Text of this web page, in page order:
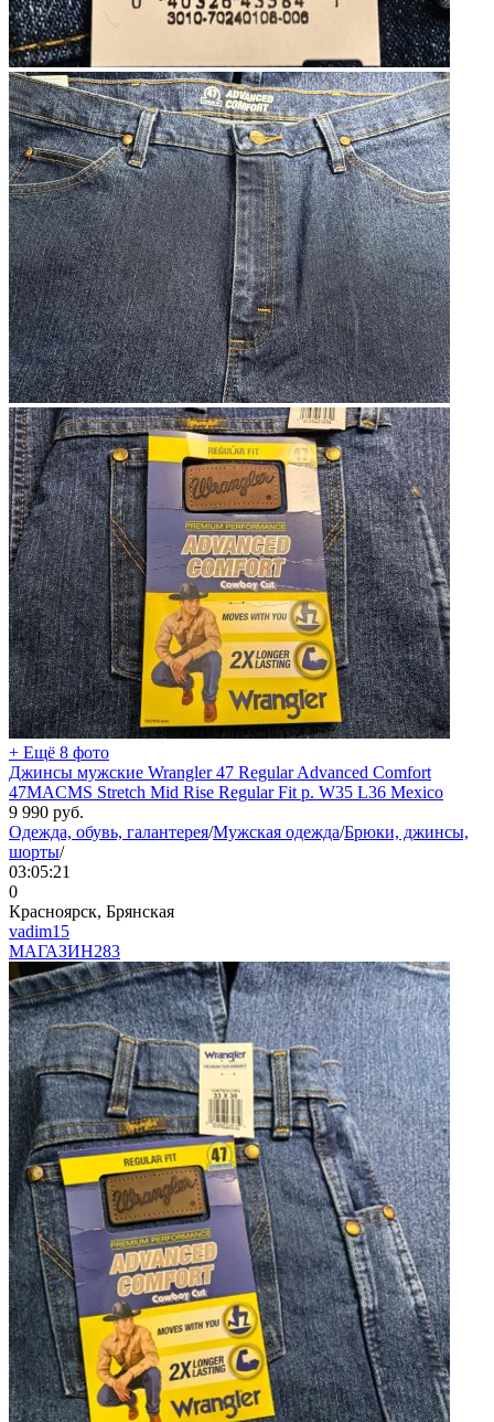
+ Ещё 8 фото
Джинсы мужские Wrangler 47 Regular Advanced Comfort
47MACMS Stretch Mid Rise Regular Fit р. W35 L36 Mexico
9 990 руб.
Одежда, обувь, галантерея/Мужская одежда/Брюки, джинсы,
шорты/
03:05:21
0
Красноярск, Брянская
vadim15
МАГАЗИН283